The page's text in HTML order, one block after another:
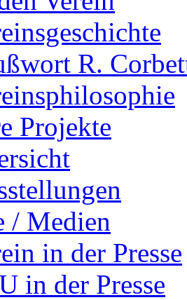
R.
Projekte
/ Medien
in der Presse
in der Presse